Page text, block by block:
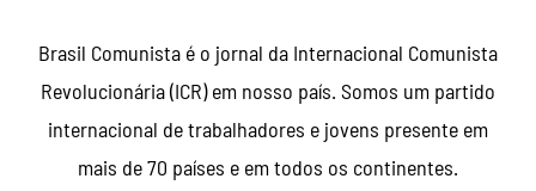
Brasil Comunista é o jornal da Internacional Comunista
Revolucionária (ICR) em nosso país. Somos um partido
internacional de trabalhadores e jovens presente em
mais de 70 países e em todos os continentes.